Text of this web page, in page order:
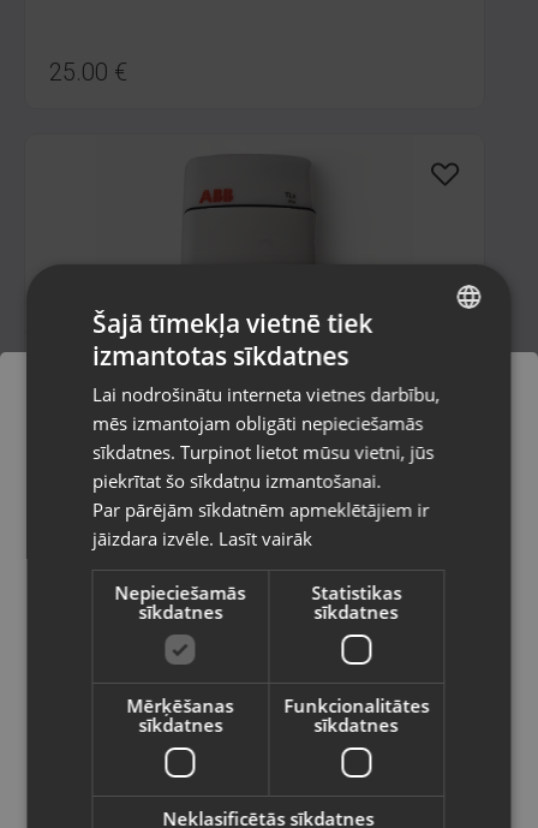
25.00 €
ABB 2CSM229921R1341
Liepāja, Lielā iela 4
Stāvoklis Jauns (Garantija 24 mēneši)
33.00€
Pasūtījumi tiks piegādāti uz
izvēlēto valsti
Vietnes saturs būs attēlots izvēlētajā
valodā
Valsts
Latviešu / Latvian
RUSSIAN
Šajā tīmekļa vietnē tiek
izmantotas sīkdatnes
Lai nodrošinātu interneta vietnes darbību,
mēs izmantojam obligāti nepieciešamās
sīkdatnes. Turpinot lietot mūsu vietni, jūs
piekrītat šo sīkdatņu izmantošanai.
Par pārējām sīkdatnēm apmeklētājiem ir
jāizdara izvēle. Lasīt vairāk
Nepieciešamās
sīkdatnes
Statistikas
sīkdatnes
Mērķēšanas
sīkdatnes
Funkcionalitātes
sīkdatnes
Neklasificētās sīkdatnes